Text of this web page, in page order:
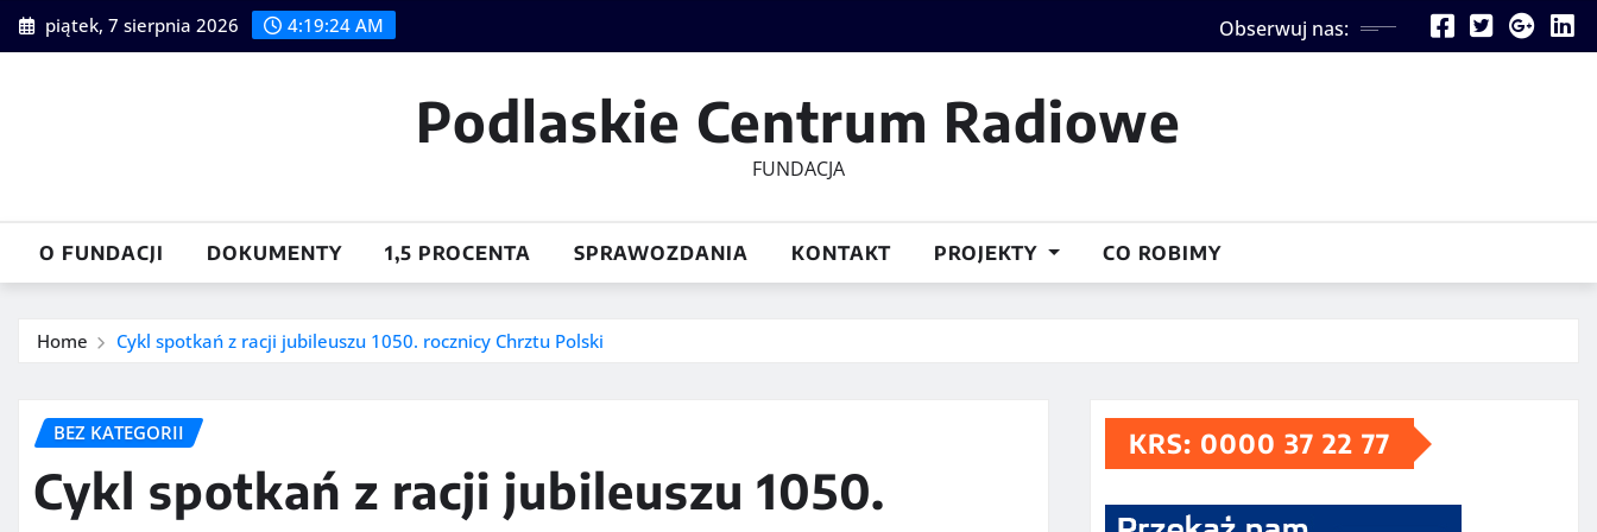
Skip
to
piątek, 7 sierpnia 2026 4:19:25 AM Obserwuj nas:
Podlaskie Centrum Radiowe
FUNDACJA
O FUNDACJI DOKUMENTY 1,5 PROCENTA SPRAWOZDANIA KONTAKT PROJEKTY CO ROBIMY
Home Cykl spotkań z racji jubileuszu 1050. rocznicy Chrztu Polski
BEZ KATEGORII
Cykl spotkań z racji jubileuszu 1050.
KRS: 0000 37 22 77